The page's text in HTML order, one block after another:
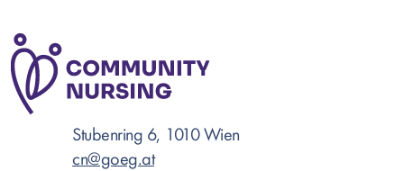
Stubenring 6, 1010 Wien
cn@goeg.at